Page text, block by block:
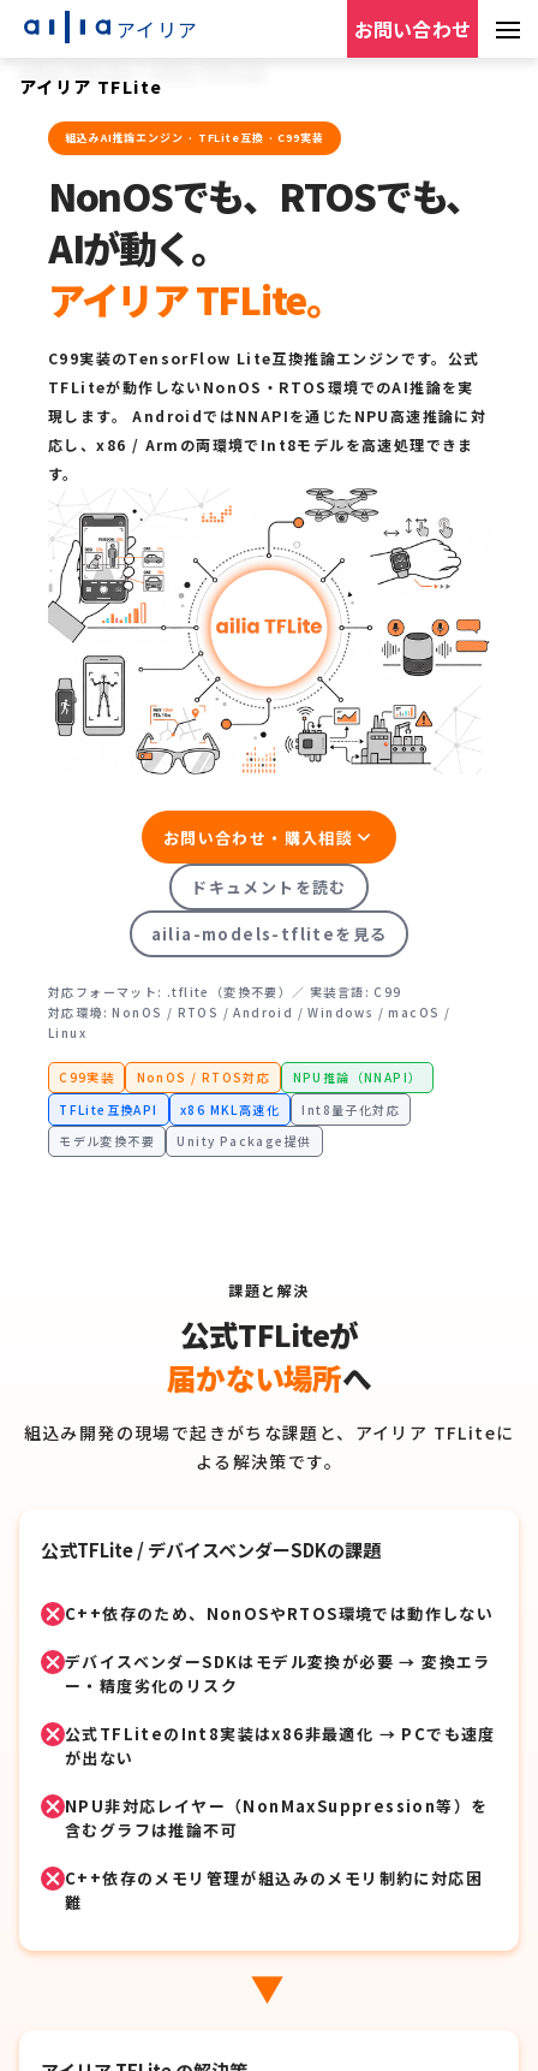
アイリア お問い合わせ
アイリア TFLite
組込みAI推論エンジン · TFLite互換 · C99実装
NonOSでも、RTOSでも、
AIが動く。
アイリア TFLite。
C99実装のTensorFlow Lite互換推論エンジンです。公式
TFLiteが動作しないNonOS・RTOS環境でのAI推論を実
現します。 AndroidではNNAPIを通じたNPU高速推論に対
応し、x86 / Armの両環境でInt8モデルを高速処理できま
す。
お問い合わせ・購入相談
ドキュメントを読む
ailia-models-tfliteを見る
対応フォーマット: .tflite（変換不要）／ 実装言語: C99
対応環境: NonOS / RTOS / Android / Windows / macOS /
Linux
C99実装 NonOS / RTOS対応
NPU推論（NNAPI）
TFLite互換API
x86 MKL高速化
Int8量子化対応
モデル変換不要
Unity Package提供
課題と解決
公式TFLiteが
届かない場所へ
組込み開発の現場で起きがちな課題と、アイリア TFLiteに
よる解決策です。
公式TFLite / デバイスベンダーSDKの課題
C++依存のため、NonOSやRTOS環境では動作しない
デバイスベンダーSDKはモデル変換が必要 → 変換エラ
ー・精度劣化のリスク
公式TFLiteのInt8実装はx86非最適化 → PCでも速度
が出ない
NPU非対応レイヤー（NonMaxSuppression等）を
含むグラフは推論不可
C++依存のメモリ管理が組込みのメモリ制約に対応困
難
▶